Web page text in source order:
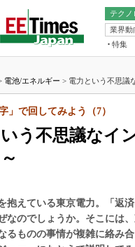
テクノ
電池／エネルギー
アナ
マイ
業界動
特集
福田昭のデ
大山聡の
大原雄介
世界を「
踊るバズ
Buzzword
電
電池/エネルギー > 電力という不思議
う不思議なイ
」で回してみよう（7）
抱えている東京電力。「返
なのでしょうか。そこには
るものの事情が複雑に絡み